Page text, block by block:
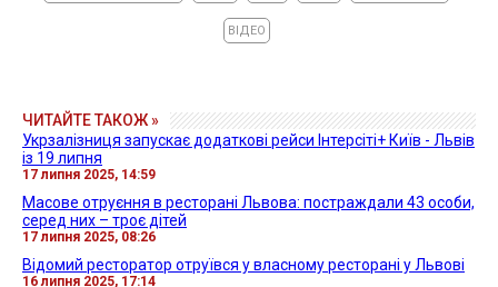
ВІДЕО
ЧИТАЙТЕ ТАКОЖ »
Укрзалізниця запускає додаткові рейси Інтерсіті+ Київ - Львів
із 19 липня
17 липня 2025, 14:59
Масове отруєння в ресторані Львова: постраждали 43 особи,
серед них – троє дітей
17 липня 2025, 08:26
Відомий ресторатор отруївся у власному ресторані у Львові
16 липня 2025, 17:14